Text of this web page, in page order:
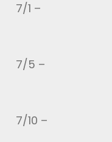
7/1 –
7/5 –
7/10 –